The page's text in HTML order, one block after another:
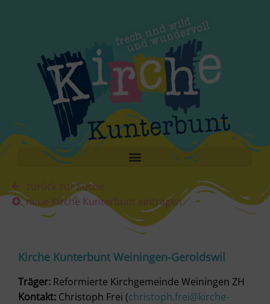
zurück zur Suche
neue Kirche Kunterbunt eintragen
Kirche Kunterbunt Weiningen-Geroldswil
Träger: Reformierte Kirchgemeinde Weiningen ZH
Kontakt: Christoph Frei (christoph.frei@kirche-